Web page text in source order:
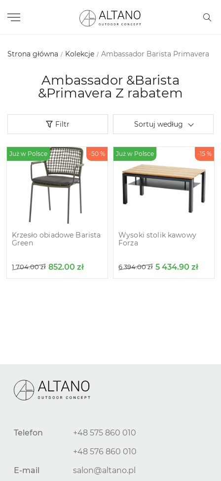
Strona główna Kolekcje Ambassador Barista Primavera
Ambassador &Barista
&Primavera Z rabatem
Filtr Sortuj według
Już w Polsce -50 %
Krzesło obiadowe Barista
Green
1 704.00zł 852.00 zł
Już w Polsce -15 %
Wysoki stolik kawowy
Forza
6 394.00zł 5 434.90 zł
Telefon
+48 575 860 010
+48 576 860 010
E-mail
salon@altano.pl